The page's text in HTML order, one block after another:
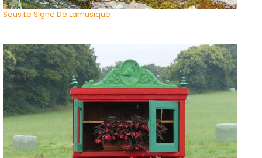
Sous Le Signe De Lamusique